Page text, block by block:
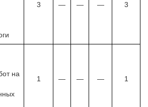
3 — — — 3
на
1 — — — 1